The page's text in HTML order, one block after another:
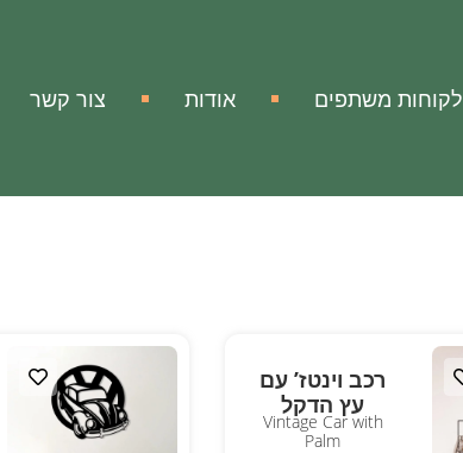
לקוחות משתפים אודות צור קשר
רכב וינטז’ עם
עץ הדקל
Vintage Car with
Palm